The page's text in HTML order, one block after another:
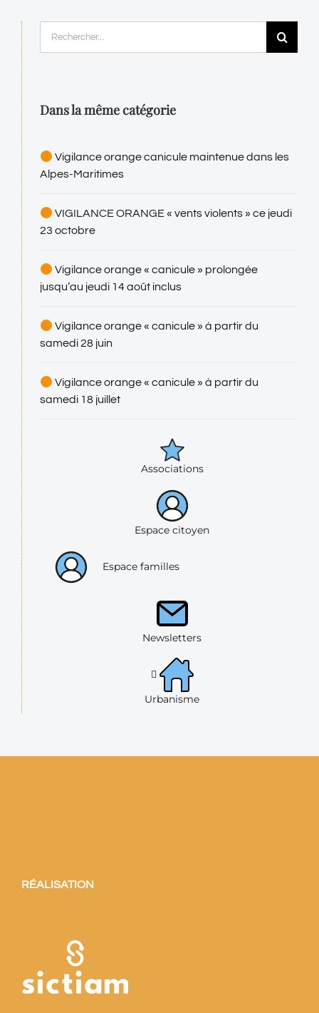
Dans la même catégorie
Vigilance orange canicule maintenue dans les
Alpes-Maritimes
VIGILANCE ORANGE « vents violents » ce jeudi
23 octobre
Vigilance orange « canicule » prolongée
jusqu’au jeudi 14 août inclus
Vigilance orange « canicule » à partir du
samedi 28 juin
Vigilance orange « canicule » à partir du
samedi 18 juillet
Associations
Espace citoyen
Espace familles
Newsletters
Urbanisme
RÉALISATION